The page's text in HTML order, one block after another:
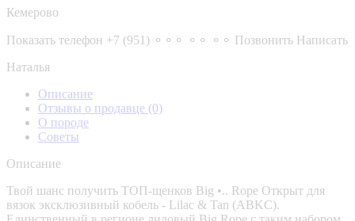
Кемерово
Показать телефон +7 (951) ⚬⚬⚬ ⚬⚬ ⚬⚬ Позвонить Написать
Наталья
Описание
Отзывы о продавце (0)
О породе
Советы
Описание
Твой шанс получить ТОП-щенков Big •.. Rope Открыт для
вязок эксклюзивный кобель - Lilac & Tan (ABKC).